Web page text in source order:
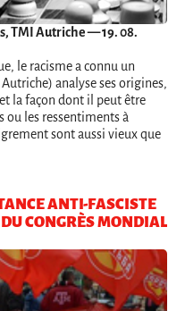
TMI Autriche — 19. 08.
le racisme a connu un
analyse ses origines,
la façon dont il peut être
ou les ressentiments à
sont aussi vieux que
ANTI-FASCISTE
CONGRÈS MONDIAL